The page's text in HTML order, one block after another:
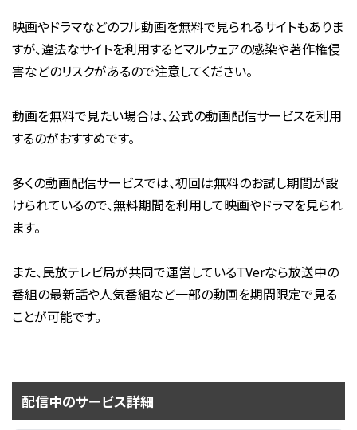
映画やドラマなどのフル動画を無料で見られるサイトもありま
すが、違法なサイトを利用するとマルウェアの感染や著作権侵
害などのリスクがあるので注意してください。
動画を無料で見たい場合は、公式の動画配信サービスを利用
するのがおすすめです。
多くの動画配信サービスでは、初回は無料のお試し期間が設
けられているので、無料期間を利用して映画やドラマを見られ
ます。
また、民放テレビ局が共同で運営しているTVerなら放送中の
番組の最新話や人気番組など一部の動画を期間限定で見る
ことが可能です。
配信中のサービス詳細